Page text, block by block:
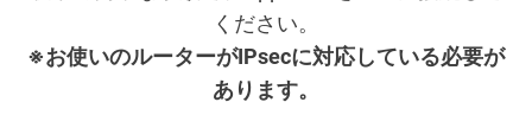
ください。
※お使いのルーターがIPsecに対応している必要が
あります。